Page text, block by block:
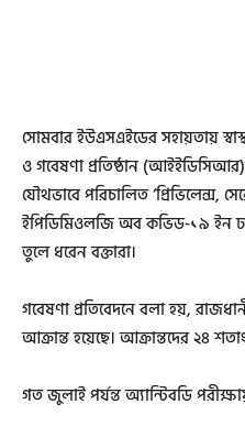
সোমবার ইউএসএইডের সহায়তায়
ও গবেষণা প্রতিষ্ঠান
যৌথভাবে পরিচালিত ‘প্রিভিলেন্স,
ইপিডিমিওলজি অব কভিড-১৯ ইন
তুলে ধরেন বক্তারা।
গবেষণা প্রতিবেদনে বলা হয়,
আক্রান্ত হয়েছে। আক্রান্তদের ২৪
গত জুলাই পর্যন্ত অ্যান্টিবডি